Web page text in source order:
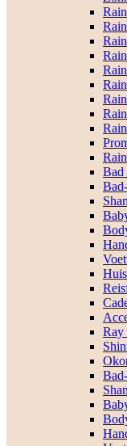
Bad
Ray